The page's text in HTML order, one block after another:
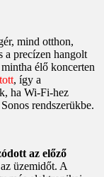
mind otthon,
a precízen hangolt
élő koncerten
, így a
ha Wi-Fi-hez
rendszerükbe.
az előző
üzemidőt. A